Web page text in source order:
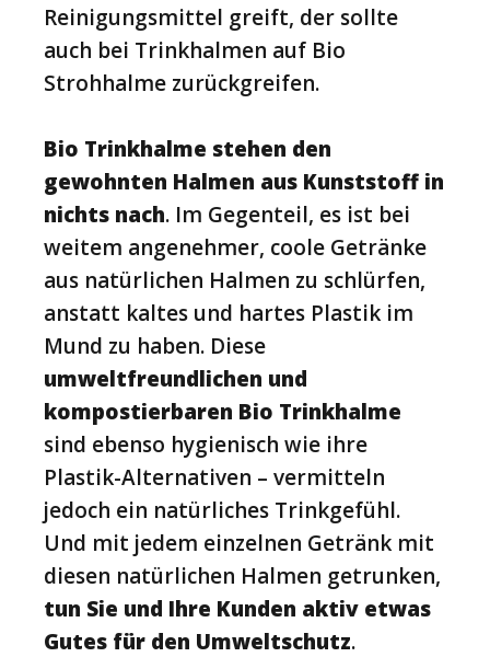
Reinigungsmittel greift, der sollte
auch bei Trinkhalmen auf Bio
Strohhalme zurückgreifen.
Bio Trinkhalme stehen den
gewohnten Halmen aus Kunststoff in
nichts nach. Im Gegenteil, es ist bei
weitem angenehmer, coole Getränke
aus natürlichen Halmen zu schlürfen,
anstatt kaltes und hartes Plastik im
Mund zu haben. Diese
umweltfreundlichen und
kompostierbaren Bio Trinkhalme
sind ebenso hygienisch wie ihre
Plastik-Alternativen – vermitteln
jedoch ein natürliches Trinkgefühl.
Und mit jedem einzelnen Getränk mit
diesen natürlichen Halmen getrunken,
tun Sie und Ihre Kunden aktiv etwas
Gutes für den Umweltschutz.